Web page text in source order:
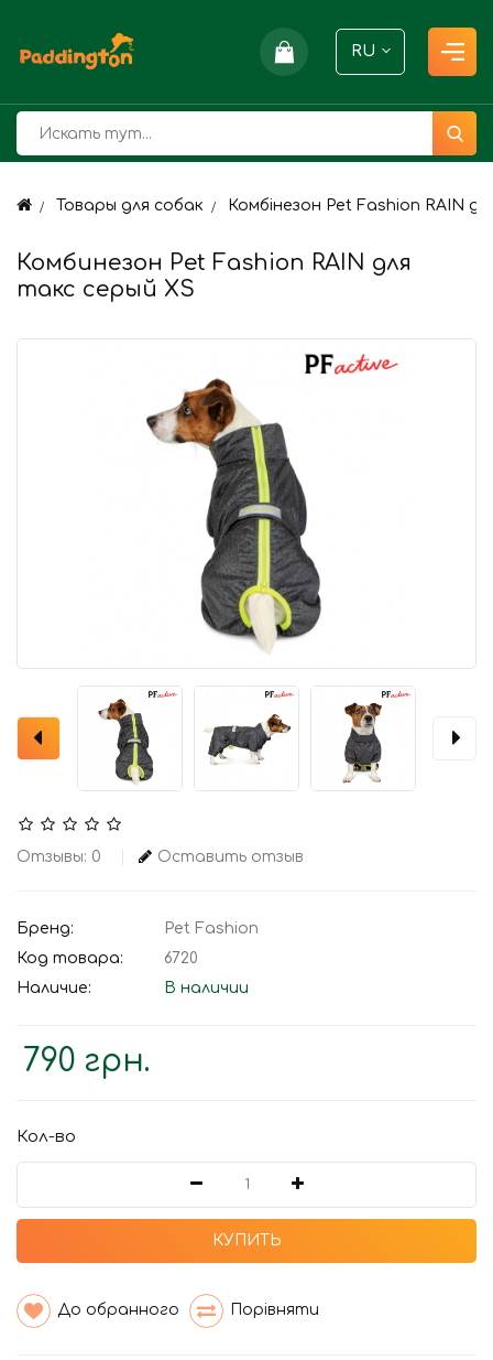
RU
Товары для собак Комбінезон Pet Fashion RAIN
Комбинезон Pet Fashion RAIN для
такс серый XS
Отзывы: 0 Оставить отзыв
Бренд:
Pet Fashion
Код товара:
6720
Наличие:
В наличии
790 грн.
Кол-во
КУПИТЬ
До обранного Порівняти